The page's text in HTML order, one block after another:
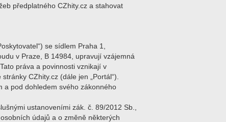
předplatného CZhity.cz a stahovat
se sídlem Praha 1,
v Praze, B 14984, upravují vzájemná
práva a povinnosti vznikají v
CZhity.cz (dále jen „Portál“).
a pod dohledem svého zákonného
ustanoveními zák. č. 89/2012 Sb.,
údajů a o změně některých